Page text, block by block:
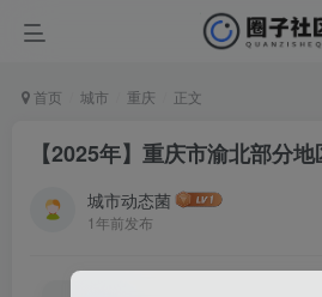
首页 城市 重庆 正文
【2025年】重庆市渝北部分
城市动态菌
1年前发布